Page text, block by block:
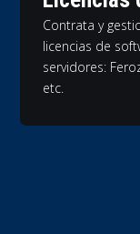
Contrata y
licencias de
servidores:
etc.